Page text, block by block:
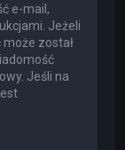
e-mail,
Jeżeli
może został
Jeśli na